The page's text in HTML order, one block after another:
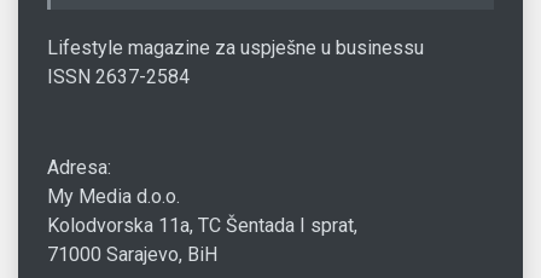
Lifestyle magazine za uspješne u businessu
ISSN 2637-2584
Adresa:
My Media d.o.o.
Kolodvorska 11a, TC Šentada I sprat,
71000 Sarajevo, BiH